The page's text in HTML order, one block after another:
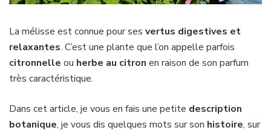
La mélisse est connue pour ses vertus digestives et
relaxantes. C’est une plante que l’on appelle parfois
citronnelle ou herbe au citron en raison de son parfum
très caractéristique.
Dans cet article, je vous en fais une petite description
botanique, je vous dis quelques mots sur son histoire, sur